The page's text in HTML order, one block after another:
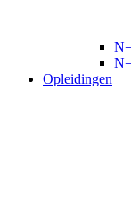
Opleidingen